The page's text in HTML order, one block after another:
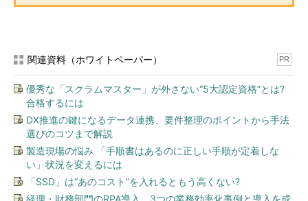
関連資料（ホワイトペーパー） PR
優秀な「スクラムマスター」が外さない“5大認定資格”とは?
合格するには
DX推進の鍵になるデータ連携、要件整理のポイントから手法
選びのコツまで解説
製造現場の悩み 「手順書はあるのに正しい手順が定着しな
い」状況を変えるには
「SSD」は“あのコスト”を入れるともう高くない?
経理・財務部門のRPA導入、3つの業務効率化事例と導入を成